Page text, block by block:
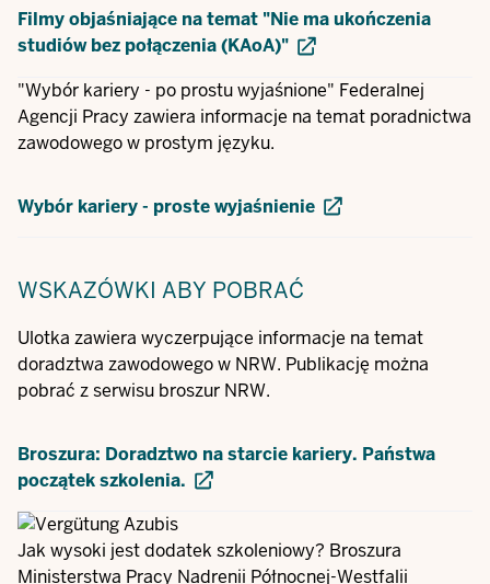
Filmy objaśniające na temat "Nie ma ukończenia
studiów bez połączenia (KAoA)"
"Wybór kariery - po prostu wyjaśnione" Federalnej
Agencji Pracy zawiera informacje na temat poradnictwa
zawodowego w prostym języku.
Wybór kariery - proste wyjaśnienie
WSKAZÓWKI ABY POBRAĆ
Ulotka zawiera wyczerpujące informacje na temat
doradztwa zawodowego w NRW. Publikację można
pobrać z serwisu broszur NRW.
Broszura: Doradztwo na starcie kariery. Państwa
początek szkolenia.
Jak wysoki jest dodatek szkoleniowy? Broszura
Ministerstwa Pracy Nadrenii Północnej-Westfalii